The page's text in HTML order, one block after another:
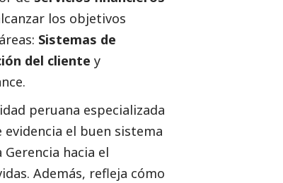
los objetivos
Sistemas de
del cliente y
peruana especializada
el buen sistema
hacia el
Además, refleja cómo